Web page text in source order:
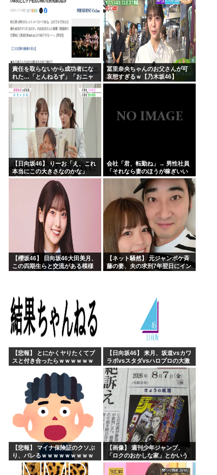
らが広島県民じゃ」
責任を取らないから成功者にな
れた…「とんねるず」「おニャ
ン子」「AKB」とヒットを出し
続けた秋元康の哲学！！！
冨里奈央ちゃんのお父さんが可
哀想すぎるｗ【乃木坂46】
【日向坂46】 りーお「え、これ
本当にこの大きさなのかな」
【藤嶌果歩 1st写真集】
会社「君、転勤ね」→ 男性社員
「それなら妻のほうが稼ぎいい
んで辞めます」⇒ 結果・・・
【櫻坂46】 日向坂46大田美月、
この四期生らと交流がある模様
【ネット騒然】 元ジャンポケ斉
藤の妻、夫の求刑7年翌日にイン
【悲報】 とにかくヤりたくてブ
スと付き合ったらｗｗｗｗｗｗ
【日向坂46】 来月、坂道vsカワ
ラボvsスタダvsハロプロの大激
戦
【悲報】 マイナ保険証のクソぶ
り、バレるｗｗｗｗｗｗｗｗｗ
【画像】 週刊少年ジャンプ、
「ロクのおかしな家」とかいう
微妙な漫画を巻頭カラーにした
せいで100万部切る